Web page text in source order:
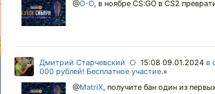
@O-O, в ноябре CS:GO в CS2
Дмитрий Старчевский ○ 15:08 09.01.2024 в
000 рублей! Бесплатное участие.»
@MatriX, получите бан один из